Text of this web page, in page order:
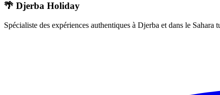
🌴 Djerba Holiday
Spécialiste des expériences authentiques à Djerba et dans le